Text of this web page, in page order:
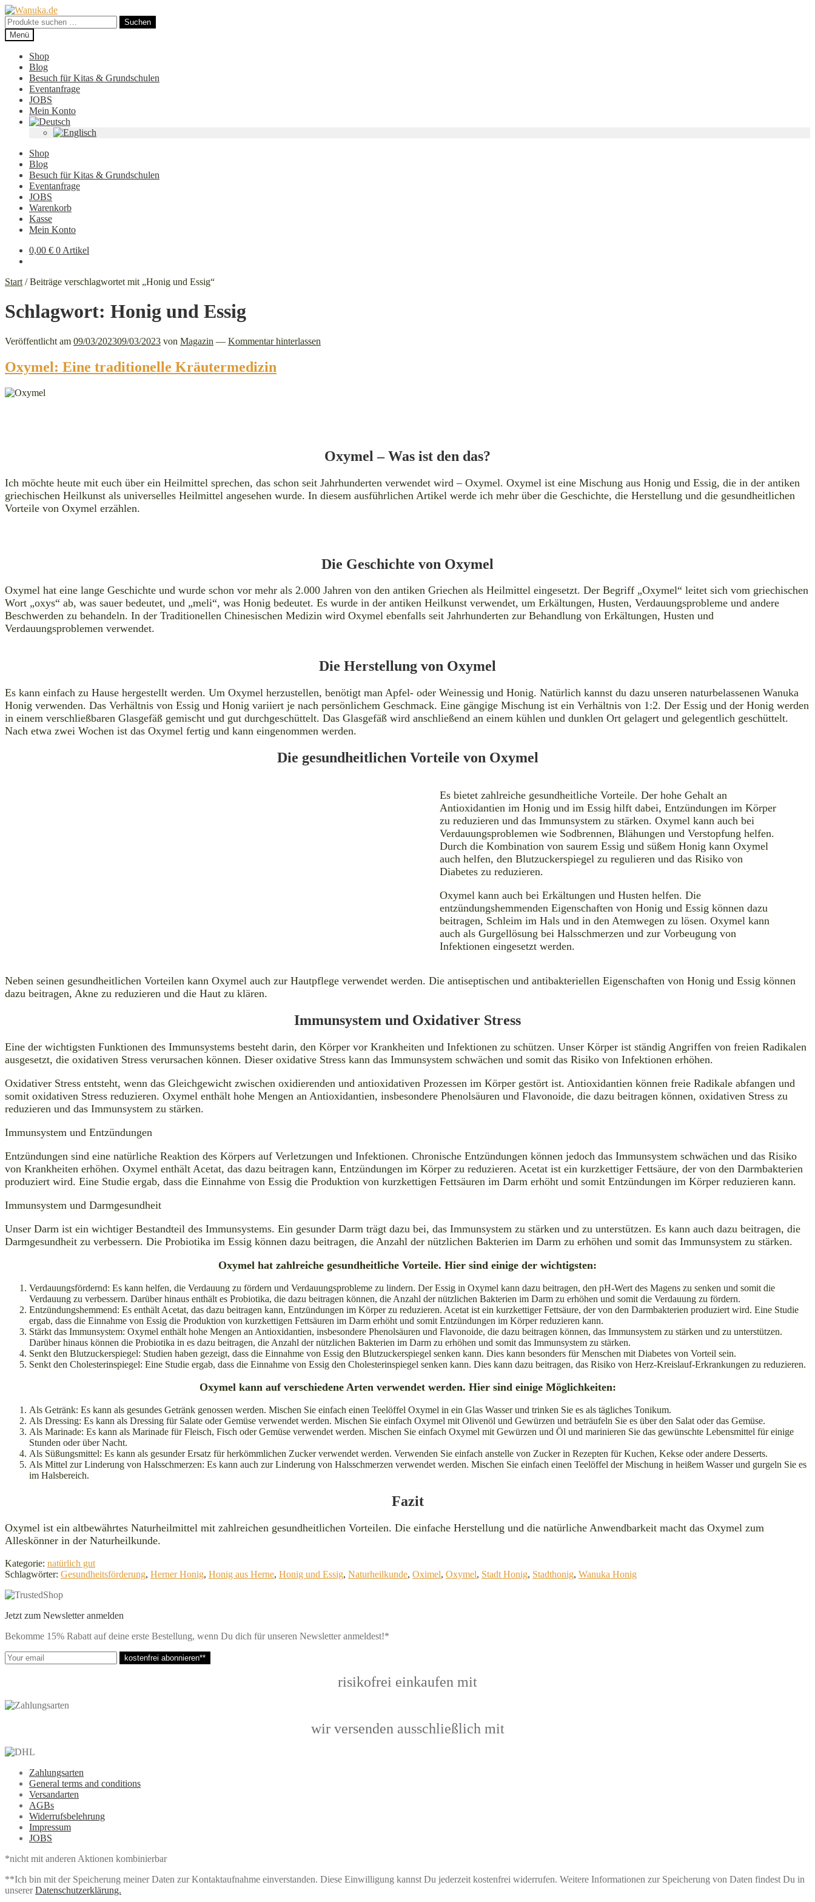
Zur
Navigation
springen
Zum
Inhalt
springen
Suchen
nach:
Suchen
Menü
Shop
Blog
Besuch für Kitas & Grundschulen
Eventanfrage
JOBS
Mein Konto
Shop
Blog
Besuch für Kitas & Grundschulen
Eventanfrage
JOBS
Warenkorb
Kasse
Mein Konto
0,00 € 0 Artikel
Start /Beiträge verschlagwortet mit „Honig und Essig“
Schlagwort: Honig und Essig
Veröffentlicht am 09/03/202309/03/2023 von Magazin — Kommentar hinterlassen
Oxymel: Eine traditionelle Kräutermedizin
Oxymel – Was ist den das?
Ich möchte heute mit euch über ein Heilmittel sprechen, das schon seit Jahrhunderten verwendet wird – Oxymel. Oxymel ist eine Mischung aus Honig und Essig, die in der antiken
griechischen Heilkunst als universelles Heilmittel angesehen wurde. In diesem ausführlichen Artikel werde ich mehr über die Geschichte, die Herstellung und die gesundheitlichen
Vorteile von Oxymel erzählen.
Die Geschichte von Oxymel
Oxymel hat eine lange Geschichte und wurde schon vor mehr als 2.000 Jahren von den antiken Griechen als Heilmittel eingesetzt. Der Begriff „Oxymel“ leitet sich vom griechischen
Wort „oxys“ ab, was sauer bedeutet, und „meli“, was Honig bedeutet. Es wurde in der antiken Heilkunst verwendet, um Erkältungen, Husten, Verdauungsprobleme und andere
Beschwerden zu behandeln. In der Traditionellen Chinesischen Medizin wird Oxymel ebenfalls seit Jahrhunderten zur Behandlung von Erkältungen, Husten und
Verdauungsproblemen verwendet.
Die Herstellung von Oxymel
Es kann einfach zu Hause hergestellt werden. Um Oxymel herzustellen, benötigt man Apfel- oder Weinessig und Honig. Natürlich kannst du dazu unseren naturbelassenen Wanuka
Honig verwenden. Das Verhältnis von Essig und Honig variiert je nach persönlichem Geschmack. Eine gängige Mischung ist ein Verhältnis von 1:2. Der Essig und der Honig werden
in einem verschließbaren Glasgefäß gemischt und gut durchgeschüttelt. Das Glasgefäß wird anschließend an einem kühlen und dunklen Ort gelagert und gelegentlich geschüttelt.
Nach etwa zwei Wochen ist das Oxymel fertig und kann eingenommen werden.
Die gesundheitlichen Vorteile von Oxymel
Es bietet zahlreiche gesundheitliche Vorteile. Der hohe Gehalt an
Antioxidantien im Honig und im Essig hilft dabei, Entzündungen im Körper
zu reduzieren und das Immunsystem zu stärken. Oxymel kann auch bei
Verdauungsproblemen wie Sodbrennen, Blähungen und Verstopfung helfen.
Durch die Kombination von saurem Essig und süßem Honig kann Oxymel
auch helfen, den Blutzuckerspiegel zu regulieren und das Risiko von
Diabetes zu reduzieren.
Oxymel kann auch bei Erkältungen und Husten helfen. Die
entzündungshemmenden Eigenschaften von Honig und Essig können dazu
beitragen, Schleim im Hals und in den Atemwegen zu lösen. Oxymel kann
auch als Gurgellösung bei Halsschmerzen und zur Vorbeugung von
Infektionen eingesetzt werden.
Neben seinen gesundheitlichen Vorteilen kann Oxymel auch zur Hautpflege verwendet werden. Die antiseptischen und antibakteriellen Eigenschaften von Honig und Essig können
dazu beitragen, Akne zu reduzieren und die Haut zu klären.
Immunsystem und Oxidativer Stress
Eine der wichtigsten Funktionen des Immunsystems besteht darin, den Körper vor Krankheiten und Infektionen zu schützen. Unser Körper ist ständig Angriffen von freien Radikalen
ausgesetzt, die oxidativen Stress verursachen können. Dieser oxidative Stress kann das Immunsystem schwächen und somit das Risiko von Infektionen erhöhen.
Oxidativer Stress entsteht, wenn das Gleichgewicht zwischen oxidierenden und antioxidativen Prozessen im Körper gestört ist. Antioxidantien können freie Radikale abfangen und
somit oxidativen Stress reduzieren. Oxymel enthält hohe Mengen an Antioxidantien, insbesondere Phenolsäuren und Flavonoide, die dazu beitragen können, oxidativen Stress zu
reduzieren und das Immunsystem zu stärken.
Immunsystem und Entzündungen
Entzündungen sind eine natürliche Reaktion des Körpers auf Verletzungen und Infektionen. Chronische Entzündungen können jedoch das Immunsystem schwächen und das Risiko
von Krankheiten erhöhen. Oxymel enthält Acetat, das dazu beitragen kann, Entzündungen im Körper zu reduzieren. Acetat ist ein kurzkettiger Fettsäure, der von den Darmbakterien
produziert wird. Eine Studie ergab, dass die Einnahme von Essig die Produktion von kurzkettigen Fettsäuren im Darm erhöht und somit Entzündungen im Körper reduzieren kann.
Immunsystem und Darmgesundheit
Unser Darm ist ein wichtiger Bestandteil des Immunsystems. Ein gesunder Darm trägt dazu bei, das Immunsystem zu stärken und zu unterstützen. Es kann auch dazu beitragen, die
Darmgesundheit zu verbessern. Die Probiotika im Essig können dazu beitragen, die Anzahl der nützlichen Bakterien im Darm zu erhöhen und somit das Immunsystem zu stärken.
Oxymel hat zahlreiche gesundheitliche Vorteile. Hier sind einige der wichtigsten:
Verdauungsfördernd: Es kann helfen, die Verdauung zu fördern und Verdauungsprobleme zu lindern. Der Essig in Oxymel kann dazu beitragen, den pH-Wert des Magens zu senken und somit die
Verdauung zu verbessern. Darüber hinaus enthält es Probiotika, die dazu beitragen können, die Anzahl der nützlichen Bakterien im Darm zu erhöhen und somit die Verdauung zu fördern.
Entzündungshemmend: Es enthält Acetat, das dazu beitragen kann, Entzündungen im Körper zu reduzieren. Acetat ist ein kurzkettiger Fettsäure, der von den Darmbakterien produziert wird. Eine Studie
ergab, dass die Einnahme von Essig die Produktion von kurzkettigen Fettsäuren im Darm erhöht und somit Entzündungen im Körper reduzieren kann.
Stärkt das Immunsystem: Oxymel enthält hohe Mengen an Antioxidantien, insbesondere Phenolsäuren und Flavonoide, die dazu beitragen können, das Immunsystem zu stärken und zu unterstützen.
Darüber hinaus können die Probiotika in es dazu beitragen, die Anzahl der nützlichen Bakterien im Darm zu erhöhen und somit das Immunsystem zu stärken.
Senkt den Blutzuckerspiegel: Studien haben gezeigt, dass die Einnahme von Essig den Blutzuckerspiegel senken kann. Dies kann besonders für Menschen mit Diabetes von Vorteil sein.
Senkt den Cholesterinspiegel: Eine Studie ergab, dass die Einnahme von Essig den Cholesterinspiegel senken kann. Dies kann dazu beitragen, das Risiko von Herz-Kreislauf-Erkrankungen zu reduzieren.
Oxymel kann auf verschiedene Arten verwendet werden. Hier sind einige Möglichkeiten:
Als Getränk: Es kann als gesundes Getränk genossen werden. Mischen Sie einfach einen Teelöffel Oxymel in ein Glas Wasser und trinken Sie es als tägliches Tonikum.
Als Dressing: Es kann als Dressing für Salate oder Gemüse verwendet werden. Mischen Sie einfach Oxymel mit Olivenöl und Gewürzen und beträufeln Sie es über den Salat oder das Gemüse.
Als Marinade: Es kann als Marinade für Fleisch, Fisch oder Gemüse verwendet werden. Mischen Sie einfach Oxymel mit Gewürzen und Öl und marinieren Sie das gewünschte Lebensmittel für einige
Stunden oder über Nacht.
Als Süßungsmittel: Es kann als gesunder Ersatz für herkömmlichen Zucker verwendet werden. Verwenden Sie einfach anstelle von Zucker in Rezepten für Kuchen, Kekse oder andere Desserts.
Als Mittel zur Linderung von Halsschmerzen: Es kann auch zur Linderung von Halsschmerzen verwendet werden. Mischen Sie einfach einen Teelöffel der Mischung in heißem Wasser und gurgeln Sie es
im Halsbereich.
Fazit
Oxymel ist ein altbewährtes Naturheilmittel mit zahlreichen gesundheitlichen Vorteilen. Die einfache Herstellung und die natürliche Anwendbarkeit macht das Oxymel zum
Alleskönner in der Naturheilkunde.
Kategorie: natürlich gut
Schlagwörter: Gesundheitsförderung, Herner Honig, Honig aus Herne, Honig und Essig, Naturheilkunde, Oximel, Oxymel, Stadt Honig, Stadthonig, Wanuka Honig
Jetzt zum Newsletter anmelden
Bekomme 15% Rabatt auf deine erste Bestellung, wenn Du dich für unseren Newsletter anmeldest!*
kostenfrei abonnieren**
risikofrei einkaufen mit
wir versenden ausschließlich mit
Zahlungsarten
General terms and conditions
Versandarten
AGBs
Widerrufsbelehrung
Impressum
JOBS
*nicht mit anderen Aktionen kombinierbar
**Ich bin mit der Speicherung meiner Daten zur Kontaktaufnahme einverstanden. Diese Einwilligung kannst Du jederzeit kostenfrei widerrufen. Weitere Informationen zur Speicherung von Daten findest Du in
unsererDatenschutzerklärung.